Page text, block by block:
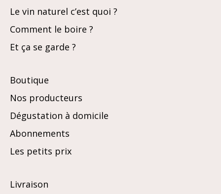
Le vin naturel c’est quoi ?
Comment le boire ?
Et ça se garde ?
Boutique
Nos producteurs
Dégustation à domicile
Abonnements
Les petits prix
Livraison